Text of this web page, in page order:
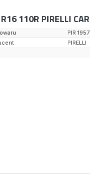
110R PIRELLI
PIR
PIRELLI